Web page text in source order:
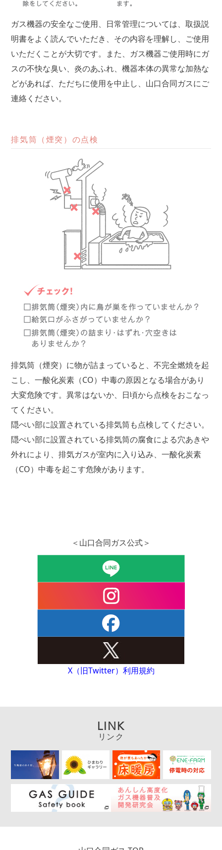
ガス機器の安全なご使用、日常管理については、取扱説
明書をよく読んでいただき、その内容を理解し、ご使用
いただくことが大切です。また、ガス機器ご使用時にガ
スの不快な臭い、炎のあふれ、機器本体の異常な加熱な
どがあれば、ただちに使用を中止し、山口合同ガスにご
連絡ください。
排気筒（煙突）の点検
排気筒（煙突）に物が詰まっていると、不完全燃焼を起
こし、一酸化炭素（CO）中毒の原因となる場合があり
大変危険です。異常はないか、日頃から点検をおこなっ
てください。
隠ぺい部に設置されている排気筒も点検してください。
隠ぺい部に設置されている排気筒の腐食による穴あきや
外れにより、排気ガスが室内に入り込み、一酸化炭素
（CO）中毒を起こす危険があります。
＜山口合同ガス公式＞
X（旧Twitter）利用規約
LINK
リンク